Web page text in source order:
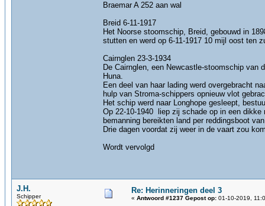
Braemar A 252 aan wal
Breid 6-11-1917
Het Noorse stoomschip, Breid, gebouwd in
stutten en werd op 6-11-1917 10 mijl oost ten
Cairnglen 23-3-1934
De Cairnglen, een Newcastle-stoomschip
Huna.
Een deel van haar lading werd overgebracht
hulp van Stroma-schippers opnieuw vlot
Het schip werd naar Longhope gesleept,
Op 22-10-1940 liep zij schade op in een
bemanning bereikten land per reddingsboot
Drie dagen voordat zij weer in de vaart zou
Wordt vervolgd
J.H.
Schipper
Re: Herinneringen deel 3
« Antwoord #1237 Gepost op: 01-10-2019,